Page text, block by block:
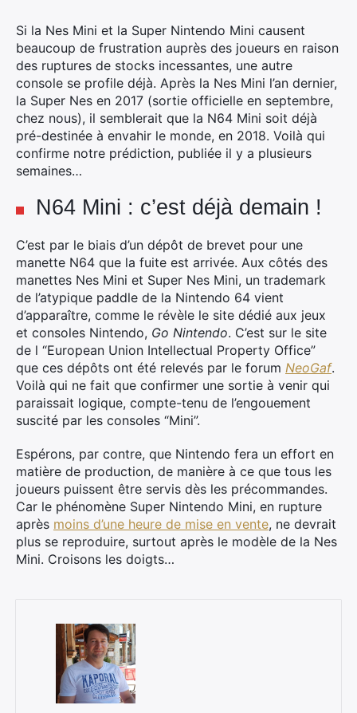
Si la Nes Mini et la Super Nintendo Mini causent
beaucoup de frustration auprès des joueurs en raison
des ruptures de stocks incessantes, une autre
console se profile déjà. Après la Nes Mini l’an dernier,
la Super Nes en 2017 (sortie officielle en septembre,
chez nous), il semblerait que la N64 Mini soit déjà
pré-destinée à envahir le monde, en 2018. Voilà qui
confirme notre prédiction, publiée il y a plusieurs
semaines…
N64 Mini : c’est déjà demain !
C’est par le biais d’un dépôt de brevet pour une
manette N64 que la fuite est arrivée. Aux côtés des
manettes Nes Mini et Super Nes Mini, un trademark
de l’atypique paddle de la Nintendo 64 vient
d’apparaître, comme le révèle le site dédié aux jeux
et consoles Nintendo, Go Nintendo. C’est sur le site
de l “European Union Intellectual Property Office”
que ces dépôts ont été relevés par le forum NeoGaf.
Voilà qui ne fait que confirmer une sortie à venir qui
paraissait logique, compte-tenu de l’engouement
suscité par les consoles “Mini”.
Espérons, par contre, que Nintendo fera un effort en
matière de production, de manière à ce que tous les
joueurs puissent être servis dès les précommandes.
Car le phénomène Super Nintendo Mini, en rupture
après moins d’une heure de mise en vente, ne devrait
plus se reproduire, surtout après le modèle de la Nes
Mini. Croisons les doigts…